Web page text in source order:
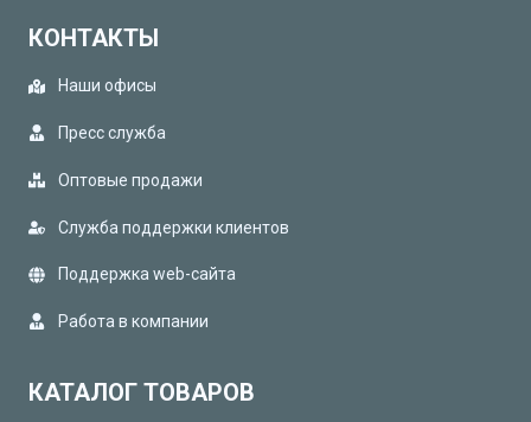
КОНТАКТЫ
Наши офисы
Пресс служба
Оптовые продажи
Служба поддержки клиентов
Поддержка web-сайта
Работа в компании
КАТАЛОГ ТОВАРОВ